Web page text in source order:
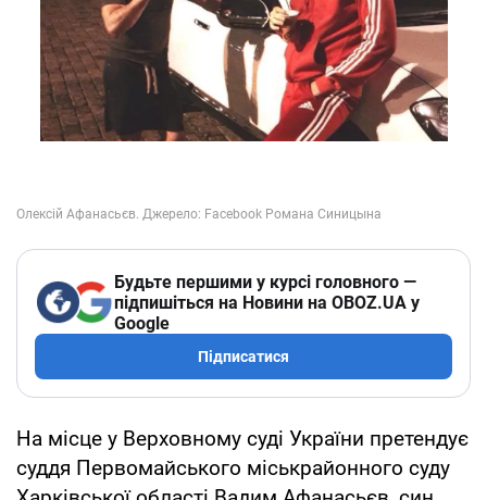
Будьте першими у курсі головного —
підпишіться на Новини на OBOZ.UA у
Google
Підписатися
На місце у Верховному суді України претендує
суддя Первомайського міськрайонного суду